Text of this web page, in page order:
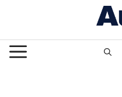
o
conteúdoMENU